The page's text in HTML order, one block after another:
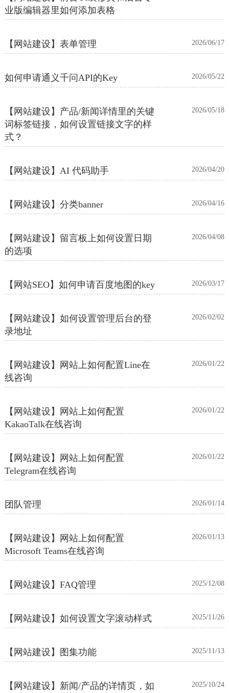
业版编辑器里如何添加表格
【网站建设】表单管理 2026/06/17
如何申请通义千问API的Key 2026/05/22
【网站建设】产品/新闻详情里的关键
词标签链接，如何设置链接文字的样
式？
2026/05/18
【网站建设】AI 代码助手 2026/04/20
【网站建设】分类banner 2026/04/16
【网站建设】留言板上如何设置日期
的选项
2026/04/08
【网站SEO】如何申请百度地图的key 2026/03/17
【网站建设】如何设置管理后台的登
录地址
2026/02/02
【网站建设】网站上如何配置Line在
线咨询
2026/01/22
【网站建设】网站上如何配置
KakaoTalk在线咨询
2026/01/22
【网站建设】网站上如何配置
Telegram在线咨询
2026/01/22
团队管理 2026/01/14
【网站建设】网站上如何配置
Microsoft Teams在线咨询
2026/01/13
【网站建设】FAQ管理 2025/12/08
【网站建设】如何设置文字滚动样式 2025/11/26
【网站建设】图集功能 2025/11/13
【网站建设】新闻/产品的详情页，如
2025/10/24